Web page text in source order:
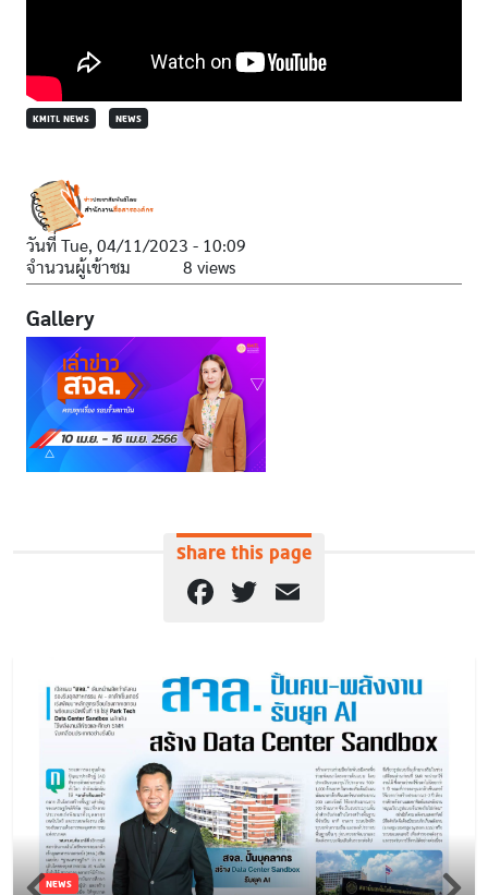
KMITL NEWS NEWS
วันที่ Tue, 04/11/2023 - 10:09
จำนวนผู้เข้าชม
8 views
Gallery
Share this page
Facebook
Twitter
NEWS